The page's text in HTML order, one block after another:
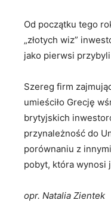
Od początku tego
„złotych wiz”
jako pierwsi
Szereg firm
umieściło Grecję
brytyjskich
przynależność do
porównaniu z
pobyt, która wynosi
opr. Natalia Zientek